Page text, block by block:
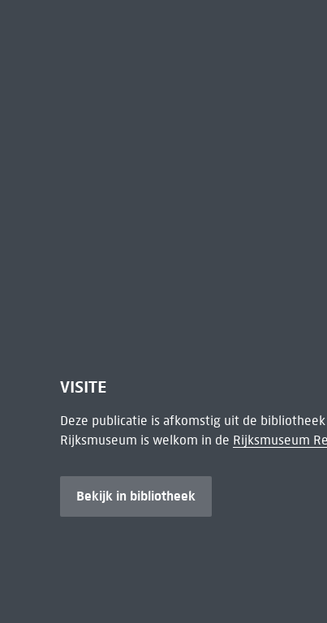
VISITE
Deze publicatie is afkomstig uit de
Rijksmuseum is welkom in de Rijksmuseum
Bekijk in bibliotheek